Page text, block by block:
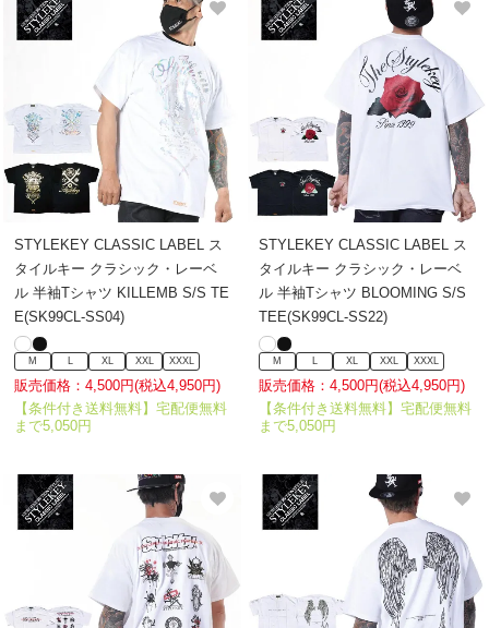
STYLEKEY CLASSIC LABEL ス
タイルキー クラシック・レーベ
ル 半袖Tシャツ KILLEMB S/S TE
E(SK99CL-SS04)
M L XL XXL XXXL
販売価格：4,500円(税込4,950円)
【条件付き送料無料】宅配便無料
まで5,050円
STYLEKEY CLASSIC LABEL ス
タイルキー クラシック・レーベ
ル 半袖Tシャツ BLOOMING S/S
TEE(SK99CL-SS22)
M L XL XXL XXXL
販売価格：4,500円(税込4,950円)
【条件付き送料無料】宅配便無料
まで5,050円